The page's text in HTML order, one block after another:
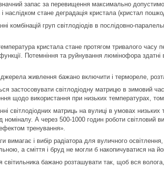
запас за перевищення максимально
наслідком стане деградація кристала (кристал
комбінацій груп світлодіодів в послідовно-
кристала стане протягом тривалого
Потемніння та руйнування люмінофора
живлення бажано включити і термореле,
застосовувати світлодіодну матрицю в зимовий
щодо використання при низьких температурах,
світлодіодних матриць на вулиці в умовах
номіналу. А через 500-1000 годин роботи світловий
тренування».
вимагає і вибір радіатора для вуличного
а сміття і бруд не могли б накопичуватися на
світильника бажано розташувати так, щоб вся